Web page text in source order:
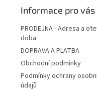
Informace pro vás
PRODEJNA - Adresa a
doba
DOPRAVA A PLATBA
Obchodní podmínky
Podmínky ochrany
údajů